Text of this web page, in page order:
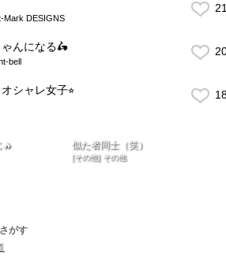
Mark DESIGNS
んになる🛵
bell
シャレ女子⭐︎
🔥 似た者同士（笑）
[その他] その他
がす